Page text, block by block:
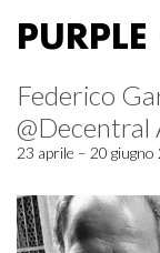
Federico
@Decentral
23 aprile – 20 giugno